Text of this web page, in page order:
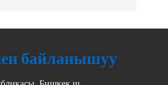
байланышуу